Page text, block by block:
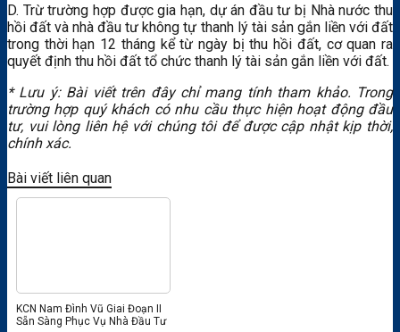
D. Trừ trường hợp được gia hạn, dự án đầu tư bị Nhà nước thu
hồi đất và nhà đầu tư không tự thanh lý tài sản gắn liền với đất
trong thời hạn 12 tháng kể từ ngày bị thu hồi đất, cơ quan ra
quyết định thu hồi đất tổ chức thanh lý tài sản gắn liền với đất.
* Lưu ý: Bài viết trên đây chỉ mang tính tham khảo. Trong
trường hợp quý khách có nhu cầu thực hiện hoạt động đầu
tư, vui lòng liên hệ với chúng tôi để được cập nhật kịp thời,
chính xác.
Bài viết liên quan
KCN Nam Đình Vũ Giai Đoạn II
Sẵn Sàng Phục Vụ Nhà Đầu Tư